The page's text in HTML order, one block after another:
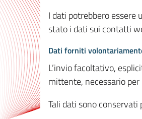
I dati potrebbero essere
stato i dati sui contatti
Dati forniti
L’invio facoltativo,
mittente, necessario
Tali dati sono